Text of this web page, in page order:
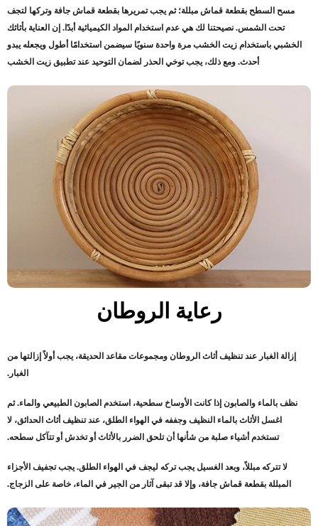
مسح السطح بقطعة قماش مبللة؛ ثم يجب تمريرها بقطعة قماش جافة وتركها لتجف
تحت الشمس. نصيحتنا لك هي عدم استخدام المواد الكيميائية أبدًا. إن العناية بأثاثك
الخشبي باستخدام زيت الخشب مرة واحدة سنويًا سيضمن استخدامًا أطول ويجعله يبدو
أحدث. ومع ذلك، يجب توخي الحذر لضمان التوحيد عند تطبيق زيت الخشب
رعاية الروطان
إزالة الغبار عند تنظيف أثاث الروطان ومجموعات مقاعد الحديقة، يجب أولاً إزالتها من
الغبار .
نظف بالماء والصابون إذا كانت الأوساخ سطحية، استخدم الصابون الطبيعي والماء. ثم
اغسل الأثاث بالماء النظيف وجففه في الهواء الطلق، عند تنظيف أثاث الحدائق، لا
تستخدم أشياء صلبة من شأنها أن تلحق الضرر بالأثاث أو تخدش أو تتآكل سطحه.
لا تتركه مبللاً، وبعد الغسيل يجب تركه ليجف في الهواء الطلق. يجب تجفيف الأجزاء
المبللة بقطعة قماش جافة، وإلا قد تبقى آثار من الجير في الماء، خاصة على الزجاج.